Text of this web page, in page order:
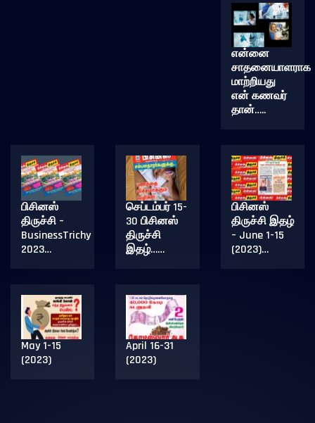
என்னை
சாதனையாளராக
மாற்றியது
என் கணவர்
தான்…..
பிசினஸ்
திருச்சி –
BusinessTrichy
2023…
செப்டம்பர் 15-
30 பிசினஸ்
திருச்சி
இதழ்……
பிசினஸ்
திருச்சி இதழ்
– June 1-15
(2023)…
May 1-15
(2023)
April 16-31
(2023)